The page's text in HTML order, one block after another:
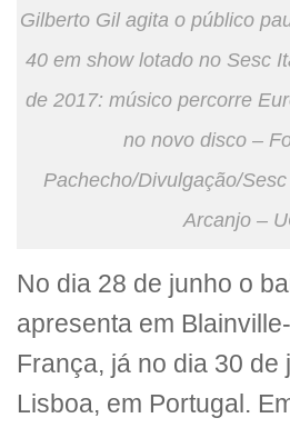
Gilberto Gil agita o público
40 em show lotado no Sesc
de 2017: músico percorre
no novo disco –
Pachecho/Divulgação/
Arcanjo –
No dia 28 de junho o
apresenta em
França, já no dia 30 de
Lisboa, em Portugal.